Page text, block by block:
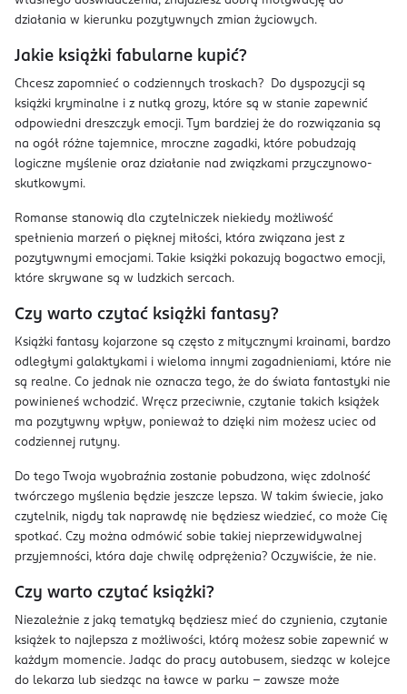
działania w kierunku pozytywnych zmian życiowych.
Jakie książki fabularne kupić?
Chcesz zapomnieć o codziennych troskach? Do dyspozycji są
książki kryminalne i z nutką grozy, które są w stanie zapewnić
odpowiedni dreszczyk emocji. Tym bardziej że do rozwiązania są
na ogół różne tajemnice, mroczne zagadki, które pobudzają
logiczne myślenie oraz działanie nad związkami przyczynowo-
skutkowymi.
Romanse stanowią dla czytelniczek niekiedy możliwość
spełnienia marzeń o pięknej miłości, która związana jest z
pozytywnymi emocjami. Takie książki pokazują bogactwo emocji,
które skrywane są w ludzkich sercach.
Czy warto czytać książki fantasy?
Książki fantasy kojarzone są często z mitycznymi krainami, bardzo
odległymi galaktykami i wieloma innymi zagadnieniami, które nie
są realne. Co jednak nie oznacza tego, że do świata fantastyki nie
powinieneś wchodzić. Wręcz przeciwnie, czytanie takich książek
ma pozytywny wpływ, ponieważ to dzięki nim możesz uciec od
codziennej rutyny.
Do tego Twoja wyobraźnia zostanie pobudzona, więc zdolność
twórczego myślenia będzie jeszcze lepsza. W takim świecie, jako
czytelnik, nigdy tak naprawdę nie będziesz wiedzieć, co może Cię
spotkać. Czy można odmówić sobie takiej nieprzewidywalnej
przyjemności, która daje chwilę odprężenia? Oczywiście, że nie.
Czy warto czytać książki?
Niezależnie z jaką tematyką będziesz mieć do czynienia, czytanie
książek to najlepsza z możliwości, którą możesz sobie zapewnić w
każdym momencie. Jadąc do pracy autobusem, siedząc w kolejce
do lekarza lub siedząc na ławce w parku – zawsze może